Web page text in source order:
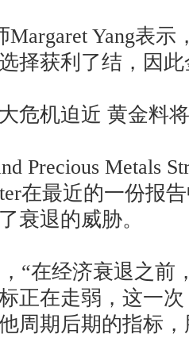
Yang表示
择获利了结，因
机迫近 黄金料
Precious Metals
在最近的一份报
衰退的威胁。
“在经济衰退之前
正在走弱，这一
周期后期的指标